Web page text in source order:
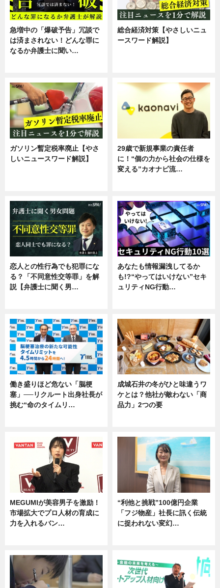
急増中の「爆破予告」冗談で
は済まされない！どんな罪に
なるか弁護士に聞い…
総合経済対策【やさしいニュ
ースワード解説】
ガソリン暫定税率廃止【やさ
しいニュースワード解説】
29歳で新規事業の責任者
に！“個の力から社会の仕様を
変える”カオナビ流…
恋人との性行為でも犯罪にな
る？「不同意性交等罪」を解
説【弁護士に聞く男…
あなたも情報漏洩してるか
も!?“やってはいけない”セキ
ュリティNG行動…
働き盛りほど危ない「脳梗
塞」──リクルート出身社長が
挑む“命のタイムリ…
成城石井の冬がひと味違うワ
ケとは？他社が敵わない「商
品力」2つの要
MEGUMIが美容男子を激励！
市場拡大でプロ人材の育成に
力を入れるバン…
“利他と挑戦”100億円企業
「フジ物産」社長に訊く伝統
に捉われない変幻…